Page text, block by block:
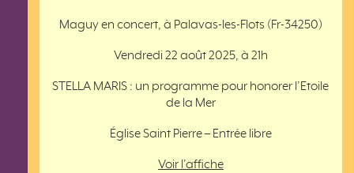
Maguy en concert, à Palavas-les-Flots (Fr-34250)
Vendredi 22 août 2025, à 21h
STELLA MARIS : un programme pour honorer l’Etoile
de la Mer
Église Saint Pierre – Entrée libre
Voir l’affiche